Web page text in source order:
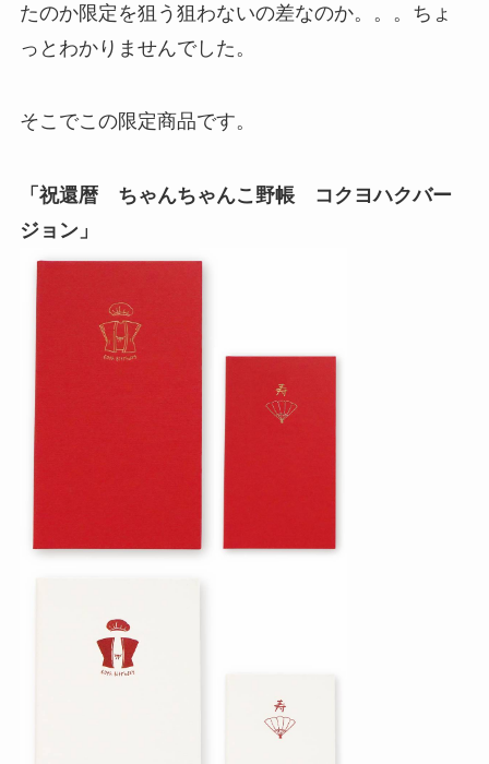
たのか限定を狙う狙わないの差なのか。。。ちょ
っとわかりませんでした。
そこでこの限定商品です。
「祝還暦 ちゃんちゃんこ野帳 コクヨハクバー
ジョン」